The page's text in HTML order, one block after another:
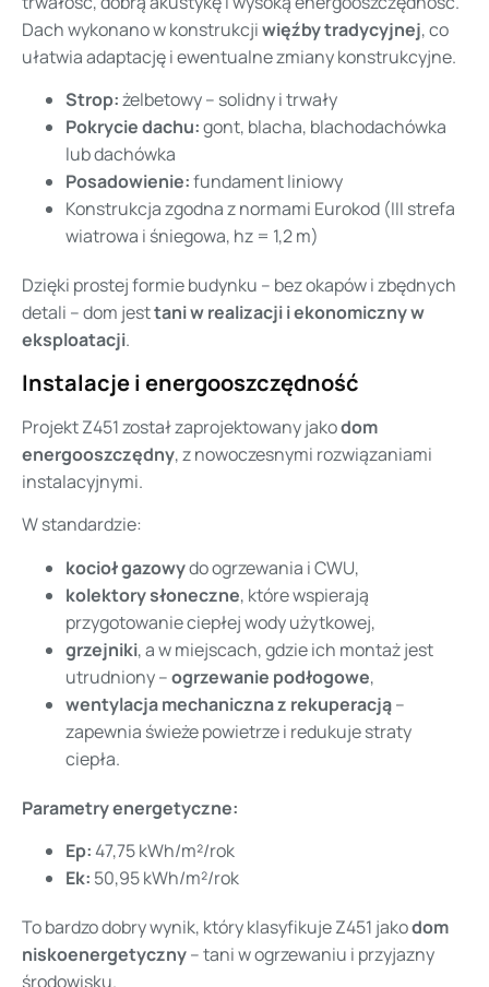
Dach wykonano w konstrukcjiwięźby tradycyjnej, co
ułatwia adaptację i ewentualne zmiany konstrukcyjne.
Strop:żelbetowy – solidny i trwały
Pokrycie dachu:gont, blacha, blachodachówka
lub dachówka
Posadowienie:fundament liniowy
Konstrukcja zgodna z normami Eurokod (III strefa
wiatrowa i śniegowa, hz = 1,2 m)
Dzięki prostej formie budynku – bez okapów i zbędnych
detali – dom jesttani w realizacji i ekonomiczny w
eksploatacji.
Instalacje i energooszczędność
Projekt Z451 został zaprojektowany jakodom
energooszczędny, z nowoczesnymi rozwiązaniami
instalacyjnymi.
W standardzie:
kocioł gazowydo ogrzewania i CWU,
kolektory słoneczne, które wspierają
przygotowanie ciepłej wody użytkowej,
grzejniki, a w miejscach, gdzie ich montaż jest
utrudniony –ogrzewanie podłogowe,
wentylacja mechaniczna z rekuperacją–
zapewnia świeże powietrze i redukuje straty
ciepła.
Parametry energetyczne:
Ep:47,75 kWh/m²/rok
Ek: 50,95 kWh/m²/rok
To bardzo dobry wynik, który klasyfikuje Z451 jakodom
niskoenergetyczny– tani w ogrzewaniu i przyjazny
środowisku.